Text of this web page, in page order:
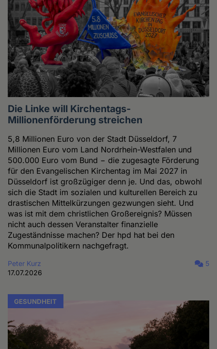
Die Linke will Kirchentags-
Millionenförderung streichen
5,8 Millionen Euro von der Stadt Düsseldorf, 7
Millionen Euro vom Land Nordrhein-Westfalen und
500.000 Euro vom Bund − die zugesagte Förderung
für den Evangelischen Kirchentag im Mai 2027 in
Düsseldorf ist großzügiger denn je. Und das, obwohl
sich die Stadt im sozialen und kulturellen Bereich zu
drastischen Mittelkürzungen gezwungen sieht. Und
was ist mit dem christlichen Großereignis? Müssen
nicht auch dessen Veranstalter finanzielle
Zugeständnisse machen? Der hpd hat bei den
Kommunalpolitikern nachgefragt.
Peter Kurz
17.07.2026
5
GESUNDHEIT